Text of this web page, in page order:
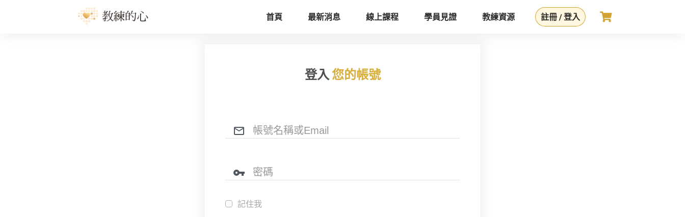
首頁 最新消息 線上課程 學員見證 教練資源 註冊 / 登入
登入您的帳號
記住我